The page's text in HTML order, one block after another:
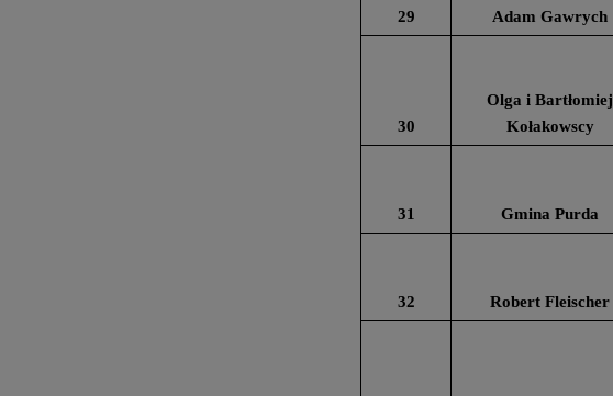
29 Adam Gawrych
30
Olga i Bartłomiej
Kołakowscy
31 Gmina Purda
32 Robert Fleischer